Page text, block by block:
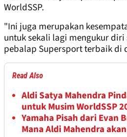
WorldSSP.
"Ini juga merupakan
untuk sekali lagi mengukur
pebalap Supersport terbaik di
Read Also
Aldi Satya Mahendra
untuk Musim WorldSSP
Yamaha Pisah dari Evan
Mana Aldi Mahendra